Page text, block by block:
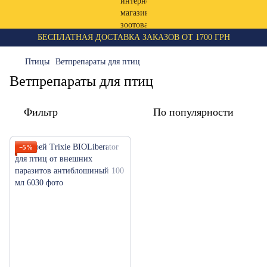
БЕСПЛАТНАЯ ДОСТАВКА ЗАКАЗОВ ОТ 1700 ГРН
Птицы Ветпрепараты для птиц
Ветпрепараты для птиц
Фильтр По популярности
−5%